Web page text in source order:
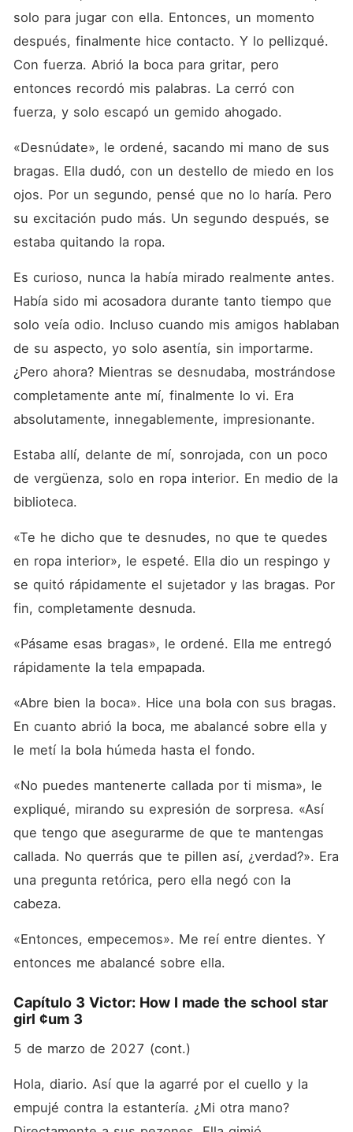
solo para jugar con ella. Entonces, un momento
después, finalmente hice contacto. Y lo pellizqué.
Con fuerza. Abrió la boca para gritar, pero
entonces recordó mis palabras. La cerró con
fuerza, y solo escapó un gemido ahogado.
«Desnúdate», le ordené, sacando mi mano de sus
bragas. Ella dudó, con un destello de miedo en los
ojos. Por un segundo, pensé que no lo haría. Pero
su excitación pudo más. Un segundo después, se
estaba quitando la ropa.
Es curioso, nunca la había mirado realmente antes.
Había sido mi acosadora durante tanto tiempo que
solo veía odio. Incluso cuando mis amigos hablaban
de su aspecto, yo solo asentía, sin importarme.
¿Pero ahora? Mientras se desnudaba, mostrándose
completamente ante mí, finalmente lo vi. Era
absolutamente, innegablemente, impresionante.
Estaba allí, delante de mí, sonrojada, con un poco
de vergüenza, solo en ropa interior. En medio de la
biblioteca.
«Te he dicho que te desnudes, no que te quedes
en ropa interior», le espeté. Ella dio un respingo y
se quitó rápidamente el sujetador y las bragas. Por
fin, completamente desnuda.
«Pásame esas bragas», le ordené. Ella me entregó
rápidamente la tela empapada.
«Abre bien la boca». Hice una bola con sus bragas.
En cuanto abrió la boca, me abalancé sobre ella y
le metí la bola húmeda hasta el fondo.
«No puedes mantenerte callada por ti misma», le
expliqué, mirando su expresión de sorpresa. «Así
que tengo que asegurarme de que te mantengas
callada. No querrás que te pillen así, ¿verdad?». Era
una pregunta retórica, pero ella negó con la
cabeza.
«Entonces, empecemos». Me reí entre dientes. Y
entonces me abalancé sobre ella.
Capítulo 3 Victor: How I made the school star
girl ¢um 3
5 de marzo de 2027 (cont.)
Hola, diario. Así que la agarré por el cuello y la
empujé contra la estantería. ¿Mi otra mano?